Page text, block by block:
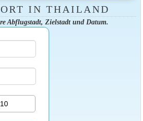
IN THAILAND
Abflugstadt, Zielstadt und Datum.